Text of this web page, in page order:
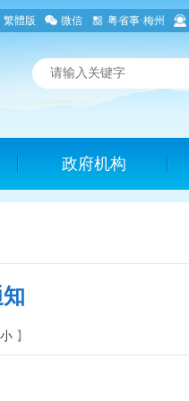
繁體版 微信 粤省事·梅州
政府机构
小 】